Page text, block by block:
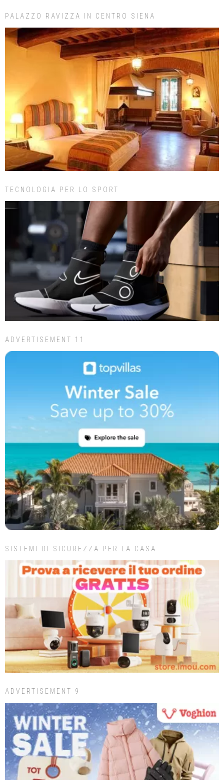
PALAZZO RAVIZZA IN CENTRO SIENA
TECNOLOGIA PER LO SPORT
ADVERTISEMENT 11
SISTEMI DI SICUREZZA PER LA CASA
ADVERTISEMENT 9